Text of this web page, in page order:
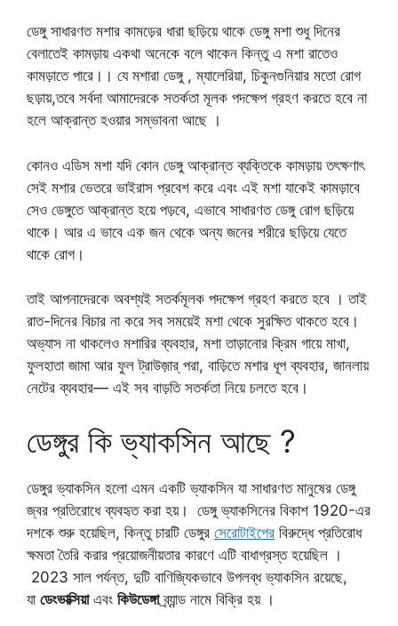
ডেঙ্গু সাধারণত মশার কামড়ের ধারা ছড়িয়ে থাকে ডেঙ্গু মশা শুধু দিনের
বেলাতেই কামড়ায় একথা অনেকে বলে থাকেন কিন্তু এ মশা রাতেও
কামড়াতে পারে।। যে মশারা ডেঙ্গু , ম্যালেরিয়া, চিকুনগুনিয়ার মতো রোগ
ছড়ায়,তবে সর্বদা আমাদেরকে সতর্কতা মূলক পদক্ষেপ গ্রহণ করতে হবে না
হলে আক্রান্ত হওয়ার সম্ভাবনা আছে ।
কোনও এডিস মশা যদি কোন ডেঙ্গু আক্রান্ত ব্যক্তিকে কামড়ায় তৎক্ষণাৎ
সেই মশার ভেতরে ভাইরাস প্রবেশ করে এবং এই মশা যাকেই কামড়াবে
সেও ডেঙ্গুতে আক্রান্ত হয়ে পড়বে, এভাবে সাধারণত ডেঙ্গু রোগ ছড়িয়ে
থাকে। আর এ ভাবে এক জন থেকে অন্য জনের শরীরে ছড়িয়ে যেতে
থাকে রোগ।
তাই আপনাদেরকে অবশ্যই সতর্কমূলক পদক্ষেপ গ্রহণ করতে হবে । তাই
রাত-দিনের বিচার না করে সব সময়েই মশা থেকে সুরক্ষিত থাকতে হবে।
অভ্যাস না থাকলেও মশারির ব্যবহার, মশা তাড়ানোর ক্রিম গায়ে মাখা,
ফুলহাতা জামা আর ফুল ট্রাউজ়ার্ পরা, বাড়িতে মশার ধূপ ব্যবহার, জানলায়
নেটের ব্যবহার— এই সব বাড়তি সতর্কতা নিয়ে চলতে হবে।
ডেঙ্গুর কি ভ্যাকসিন আছে ?
ডেঙ্গুর ভ্যাকসিন হলো এমন একটি ভ্যাকসিন যা সাধারণত মানুষের ডেঙ্গু
জ্বর প্রতিরোধে ব্যবহৃত করা হয়। ডেঙ্গু ভ্যাকসিনের বিকাশ 1920-এর
দশকে শুরু হয়েছিল, কিন্তু চারটি ডেঙ্গুর সেরোটাইপের বিরুদ্ধে প্রতিরোধ
ক্ষমতা তৈরি করার প্রয়োজনীয়তার কারণে এটি বাধাগ্রস্ত হয়েছিল ।
2023 সাল পর্যন্ত, দুটি বাণিজ্যিকভাবে উপলব্ধ ভ্যাকসিন রয়েছে,
যা ডেংভাক্সিয়াএবং কিউডেঙ্গাব্র্যান্ড নামে বিক্রি হয় ।